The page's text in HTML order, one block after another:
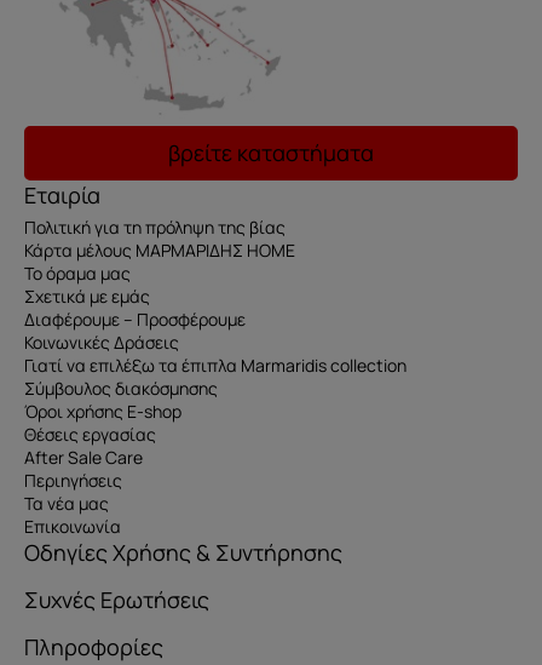
βρείτε καταστήματα
Εταιρία
Πολιτική για τη πρόληψη της βίας
Κάρτα μέλους ΜΑΡΜΑΡΙΔΗΣ HOME
Το όραμα μας
Σχετικά με εμάς
Διαφέρουμε – Προσφέρουμε
Κοινωνικές Δράσεις
Γιατί να επιλέξω τα έπιπλα Marmaridis collection
Σύμβουλος διακόσμησης
Όροι χρήσης E-shop
Θέσεις εργασίας
After Sale Care
Περιηγήσεις
Τα νέα μας
Επικοινωνία
Οδηγίες Χρήσης & Συντήρησης
Συχνές Ερωτήσεις
Πληροφορίες